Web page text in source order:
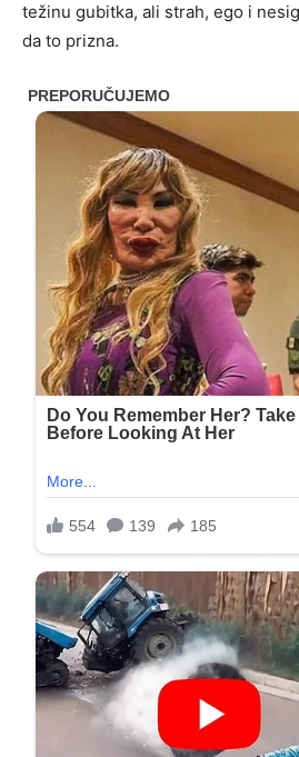
težinu gubitka, ali strah, ego i
da to prizna.